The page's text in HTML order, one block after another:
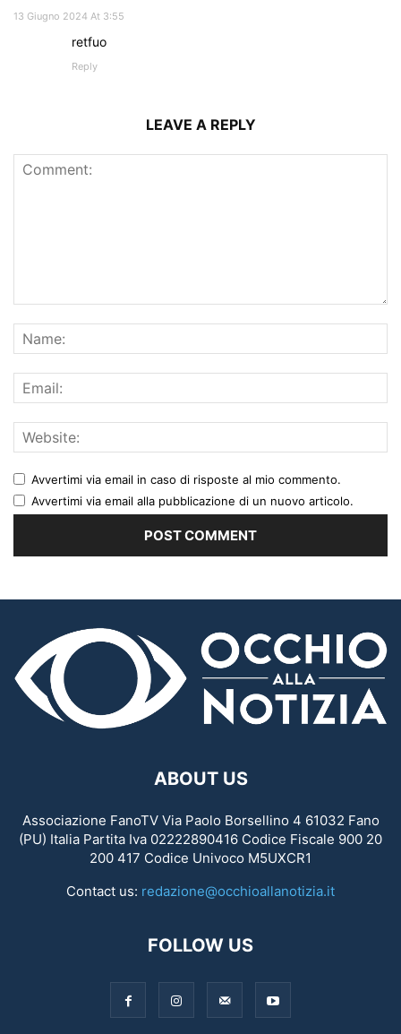
13 Giugno 2024 At 3:55
retfuo
Reply
LEAVE A REPLY
Avvertimi via email in caso di risposte al mio commento.
Avvertimi via email alla pubblicazione di un nuovo articolo.
ABOUT US
Associazione FanoTV Via Paolo Borsellino 4 61032 Fano
(PU) Italia Partita Iva 02222890416 Codice Fiscale 900 20
200 417 Codice Univoco M5UXCR1
Contact us: redazione@occhioallanotizia.it
FOLLOW US